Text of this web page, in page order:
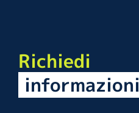
Richiedi
informazioni